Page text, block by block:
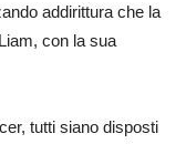
addirittura che la
con la sua
tutti siano disposti